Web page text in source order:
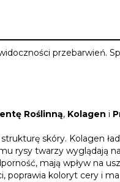
przebarwień.
Roślinną, Kolagen i
skóry. Kolagen
rysy twarzy wyglądają
mają wpływ na
poprawia koloryt cery i